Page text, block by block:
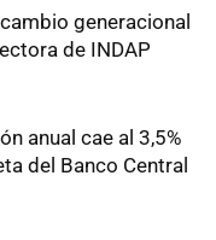
generacional
de INDAP
anual cae al 3,5%
del Banco Central